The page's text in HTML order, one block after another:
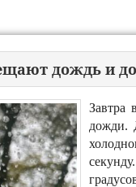
дождь и до
Завтра
дожди.